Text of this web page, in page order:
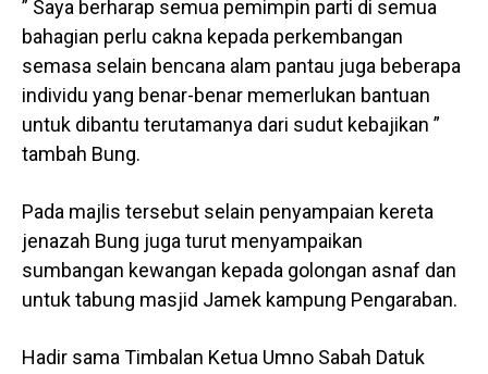
” Saya berharap semua pemimpin parti di semua
bahagian perlu cakna kepada perkembangan
semasa selain bencana alam pantau juga beberapa
individu yang benar-benar memerlukan bantuan
untuk dibantu terutamanya dari sudut kebajikan ”
tambah Bung.
Pada majlis tersebut selain penyampaian kereta
jenazah Bung juga turut menyampaikan
sumbangan kewangan kepada golongan asnaf dan
untuk tabung masjid Jamek kampung Pengaraban.
Hadir sama Timbalan Ketua Umno Sabah Datuk